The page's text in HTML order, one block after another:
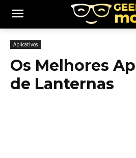
Aplicativos
Os Melhores
de Lanternas